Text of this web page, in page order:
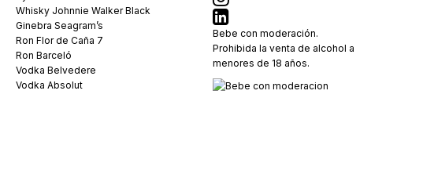
Whisky Johnnie Walker Black
Ginebra Seagram’s
Ron Flor de Caña 7
Ron Barceló
Vodka Belvedere
Vodka Absolut
Bebe con moderación.
Prohibida la venta de alcohol a
menores de 18 años.